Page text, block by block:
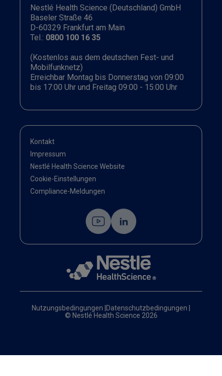
Nestlé Health Science (Deutschland) GmbH
Baseler Straße 46
D-60329 Frankfurt am Main
Tel.: 0800 100 16 35
(Kostenlos aus dem deutschen Fest- und
Mobilfunknetz)
Erreichbar Montag bis Donnerstag von 09:00
bis 17:00 Uhr und Freitag 09:00 - 15:00 Uhr
Kontakt
Impressum
Nestlé Health Science Website
Cookie-Einstellungen
Compliance-Meldungen
Nutzungsbedingungen Datenschutzbedingungen
© Nestlé Health Science 2026